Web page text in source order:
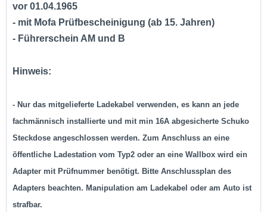
vor 01.04.1965
- mit Mofa Prüfbescheinigung (ab 15. Jahren)
- Führerschein AM und B
Hinweis:
- Nur das mitgelieferte Ladekabel verwenden, es kann an jede
fachmännisch installierte und mit min 16A abgesicherte Schuko
Steckdose angeschlossen werden. Zum Anschluss an eine
öffentliche Ladestation vom Typ2 oder an eine Wallbox wird ein
Adapter mit Prüfnummer benötigt. Bitte Anschlussplan des
Adapters beachten. Manipulation am Ladekabel oder am Auto ist
strafbar.